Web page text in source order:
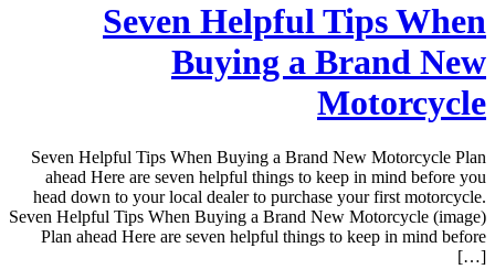
Seven Helpful Tips When
Buying a Brand New
Motorcycle
Seven Helpful Tips When Buying a Brand New Motorcycle Plan
ahead Here are seven helpful things to keep in mind before you
head down to your local dealer to purchase your first motorcycle.
Seven Helpful Tips When Buying a Brand New Motorcycle (image)
Plan ahead Here are seven helpful things to keep in mind before
[…]